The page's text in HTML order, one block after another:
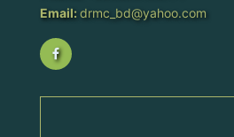
Email: drmc_bd@yahoo.com